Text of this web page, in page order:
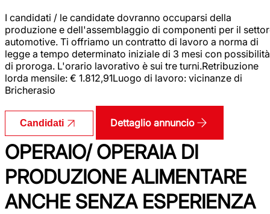
I candidati / le candidate dovranno occuparsi della
produzione e dell'assemblaggio di componenti per il
automotive. Ti offriamo un contratto di lavoro a norma di
legge a tempo determinato iniziale di 3 mesi con possibilità
di proroga. L'orario lavorativo è sui tre turni.Retribuzione
lorda mensile: € 1.812,91Luogo di lavoro: vicinanze di
Bricherasio
Candidati Dettaglio annuncio
OPERAIO/ OPERAIA DI
PRODUZIONE ALIMENTARE
ANCHE SENZA ESPERIENZA